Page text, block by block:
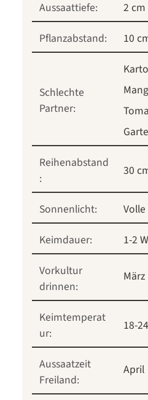
Aussaattiefe:
2 cm
Pflanzabstand:
10
Schlechte
Partner:
Reihenabstand
:
30
Sonnenlicht:
Keimdauer:
1-2
Vorkultur
drinnen:
März
Keimtemperat
ur:
18-
Aussaatzeit
Freiland:
April